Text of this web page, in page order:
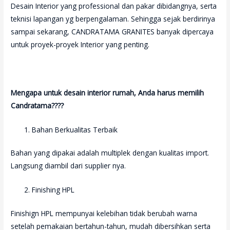
Desain Interior yang professional dan pakar dibidangnya, serta
teknisi lapangan yg berpengalaman. Sehingga sejak berdirinya
sampai sekarang, CANDRATAMA GRANITES banyak dipercaya
untuk proyek-proyek Interior yang penting.
Mengapa untuk desain interior rumah, Anda harus memilih
Candratama????
Bahan Berkualitas Terbaik
Bahan yang dipakai adalah multiplek dengan kualitas import.
Langsung diambil dari supplier nya.
Finishing HPL
Finishign HPL mempunyai kelebihan tidak berubah warna
setelah pemakaian bertahun-tahun, mudah dibersihkan serta